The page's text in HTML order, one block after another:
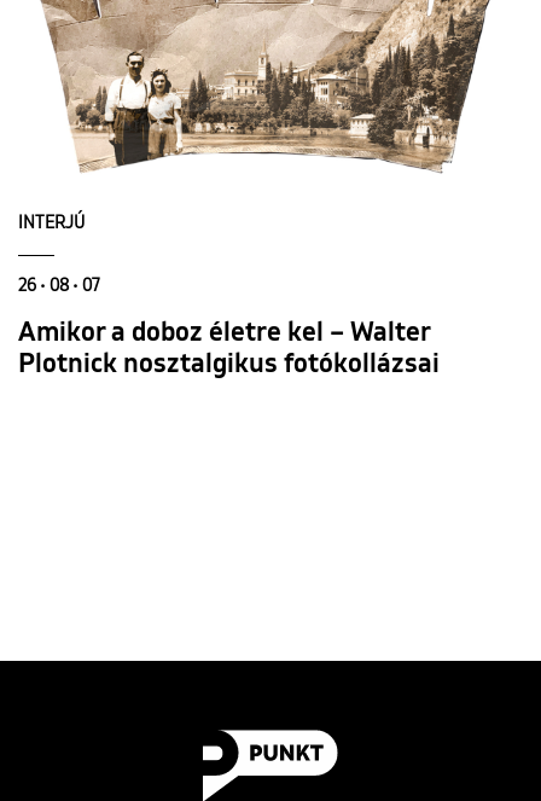
INTERJÚ
26 • 08 • 07
Amikor a doboz életre kel – Walter
Plotnick nosztalgikus fotókollázsai